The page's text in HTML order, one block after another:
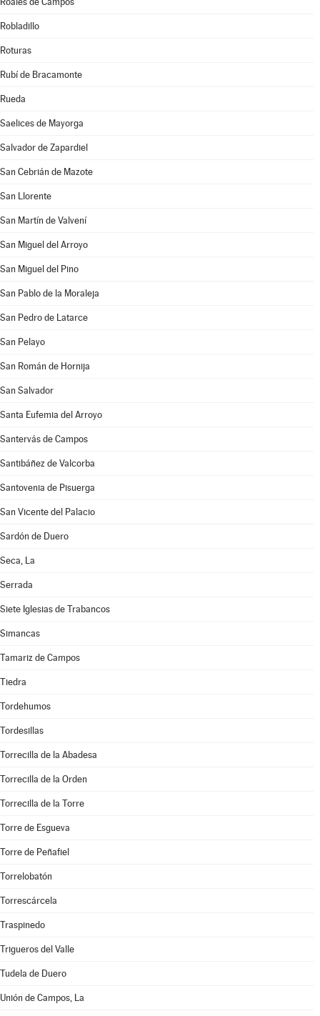
Robladillo
Roturas
Rubí de Bracamonte
Rueda
Saelices de Mayorga
Salvador de Zapardiel
San Cebrián de Mazote
San Llorente
San Martín de Valvení
San Miguel del Arroyo
San Miguel del Pino
San Pablo de la Moraleja
San Pedro de Latarce
San Pelayo
San Román de Hornija
San Salvador
Santa Eufemia del Arroyo
Santervás de Campos
Santibáñez de Valcorba
Santovenia de Pisuerga
San Vicente del Palacio
Sardón de Duero
Seca, La
Serrada
Siete Iglesias de Trabancos
Simancas
Tamariz de Campos
Tiedra
Tordehumos
Tordesillas
Torrecilla de la Abadesa
Torrecilla de la Orden
Torrecilla de la Torre
Torre de Esgueva
Torre de Peñafiel
Torrelobatón
Torrescárcela
Traspinedo
Trigueros del Valle
Tudela de Duero
Unión de Campos, La